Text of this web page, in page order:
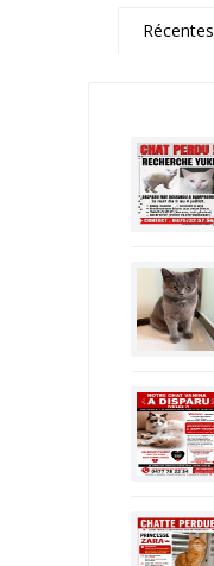
Récentes